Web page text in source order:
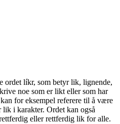
ordet líkr, som betyr lik, lignende,
noe som er likt eller som har
for eksempel referere til å være
i karakter. Ordet kan også
eller rettferdig lik for alle.